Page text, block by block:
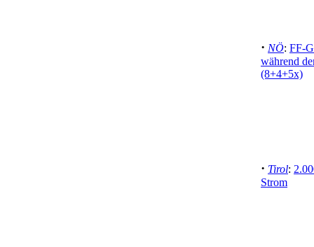
· NÖ: FF-
während
(8+4+5x)
· Tirol:
Strom